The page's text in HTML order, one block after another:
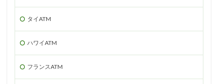
タイATM
ハワイATM
フランスATM